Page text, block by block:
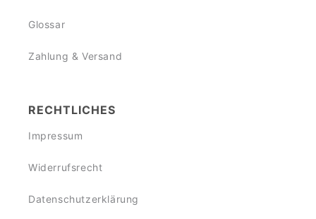
Glossar
Zahlung & Versand
RECHTLICHES
Impressum
Widerrufsrecht
Datenschutzerklärung